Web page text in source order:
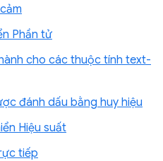
Phần tử
cho các thuộc tính text-
đánh dấu bằng huy hiệu
Hiệu suất
tiếp